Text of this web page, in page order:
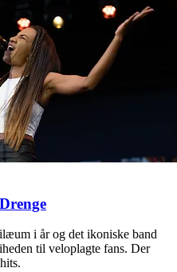
i år og det ikoniske band
til veloplagte fans. Der